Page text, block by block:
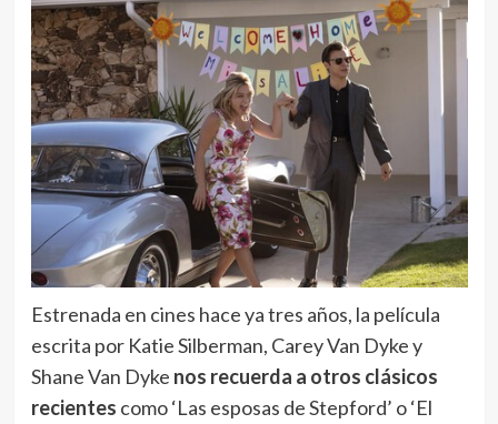
Estrenada en cines hace ya tres años, la película
escrita por Katie Silberman, Carey Van Dyke y
Shane Van Dyke nos recuerda a otros clásicos
recientes como ‘Las esposas de Stepford’ o ‘El